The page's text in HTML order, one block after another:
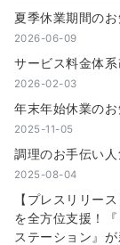
夏季休業期間の
2026-06-09
サービス料金体
2026-02-03
年末年始休業の
2025-11-05
調理のお手伝い
2025-08-04
【プレスリリー
を全方位支援！
ステーション』